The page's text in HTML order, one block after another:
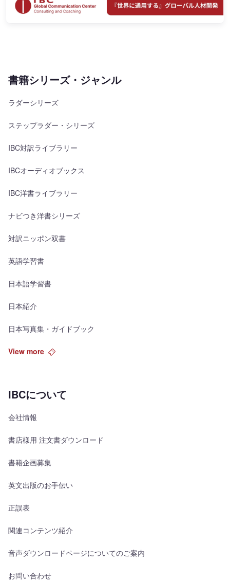
書籍シリーズ・ジャンル
ラダーシリーズ
ステップラダー・シリーズ
IBC対訳ライブラリー
IBCオーディオブックス
IBC洋書ライブラリー
ナビつき洋書シリーズ
対訳ニッポン双書
英語学習書
日本語学習書
日本紹介
日本写真集・ガイドブック
View more
IBCについて
会社情報
書店様用 注文書ダウンロード
書籍企画募集
英文出版のお手伝い
正誤表
関連コンテンツ紹介
音声ダウンロードページについてのご案内
お問い合わせ